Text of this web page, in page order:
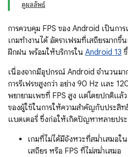
ดูผลลัพธ์
การควบคุม FPS ของ Android เป็นกา
เกมทำงานได้ อัตราเฟรมที่เสถียรมากขึ้
ฝึกฝน พร้อมให้บริการใน Android 13
เนื่องจากมีอุปกรณ์ Android จำนวนม
การรีเฟรชสูงกว่า อย่าง 90 Hz และ
พยายามเพซที่ FPS สูง แต่โดยปกติแล้
ของผู้ใช้ในการให้ความสำคัญกับประสิท
แบตเตอรี่ ซึ่งก่อให้เกิดปัญหาหลายปร
เกมที่ไม่ได้มีจังหวะที่สม่ำเสมอใ
เสถียร หรือ FPS ที่ไม่สม่ำเสมอ